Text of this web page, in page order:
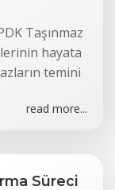
Taşınmaz
hayata
temini
read more...
Süreci